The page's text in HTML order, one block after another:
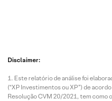
Disclaimer:
Este relatório de análise foi
(“XP Investimentos ou XP”) de
Resolução CVM 20/2021, tem como